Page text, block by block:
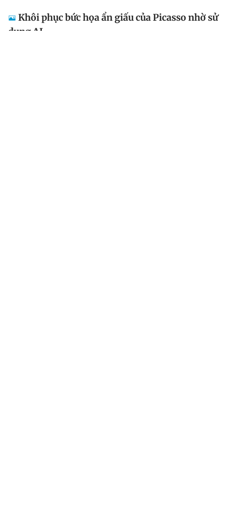
Khôi phục bức họa ẩn giấu của Picasso nhờ sử
dụng AI